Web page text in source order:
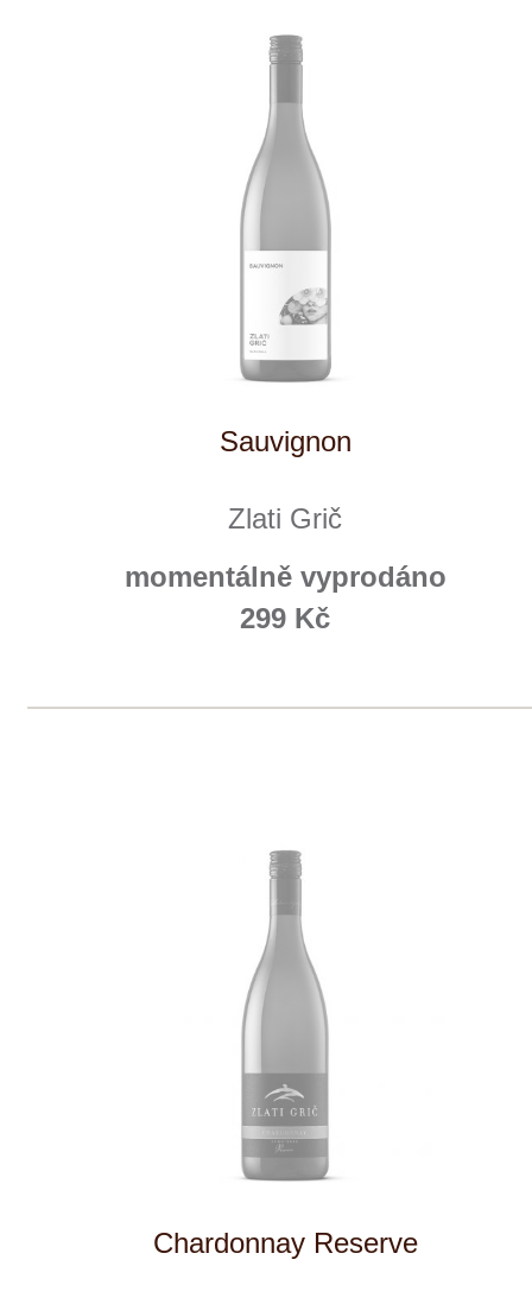
Tento web využívá k analýze návštěvnosti
soubory cookie a službu Google Analytics.
Používáním tohoto webu s tím souhlasíte